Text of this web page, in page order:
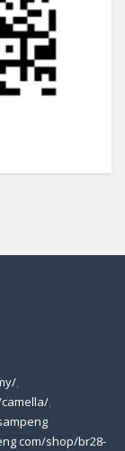
,
,
com/shop/br28-